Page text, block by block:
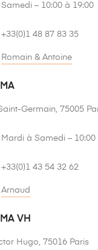
Samedi – 10:00 à 19:00
+33(0)1 48 87 83 35
Romain & Antoine
Germain, 75005
Mardi à Samedi – 10:00
+33(0)1 43 54 32 62
Arnaud
VH
Hugo, 75016 Paris